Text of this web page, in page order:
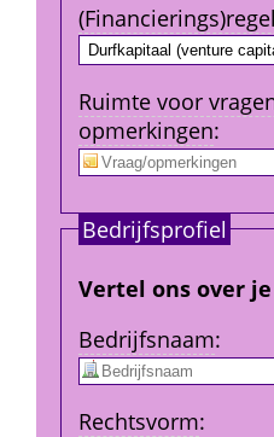
Ruimte voor
opmerkingen:
Bedrijfs­profiel
Vertel ons over
Bedrijfs­naam:
Rechtsvorm: